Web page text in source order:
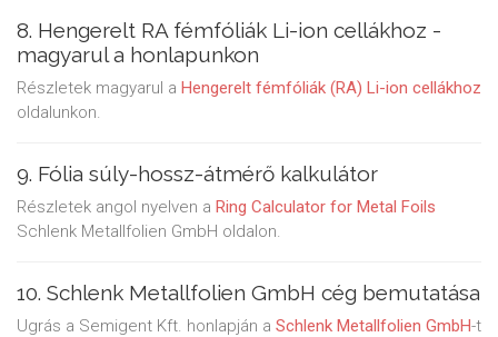
8. Hengerelt RA fémfóliák Li-ion cellákhoz -
magyarul a honlapunkon
Részletek magyarul a Hengerelt fémfóliák (RA) Li-ion cellákhoz
oldalunkon.
9. Fólia súly-hossz-átmérő kalkulátor
Részletek angol nyelven a Ring Calculator for Metal Foils
Schlenk Metallfolien GmbH oldalon.
10. Schlenk Metallfolien GmbH cég bemutatása
Ugrás a Semigent Kft. honlapján a Schlenk Metallfolien GmbH-t